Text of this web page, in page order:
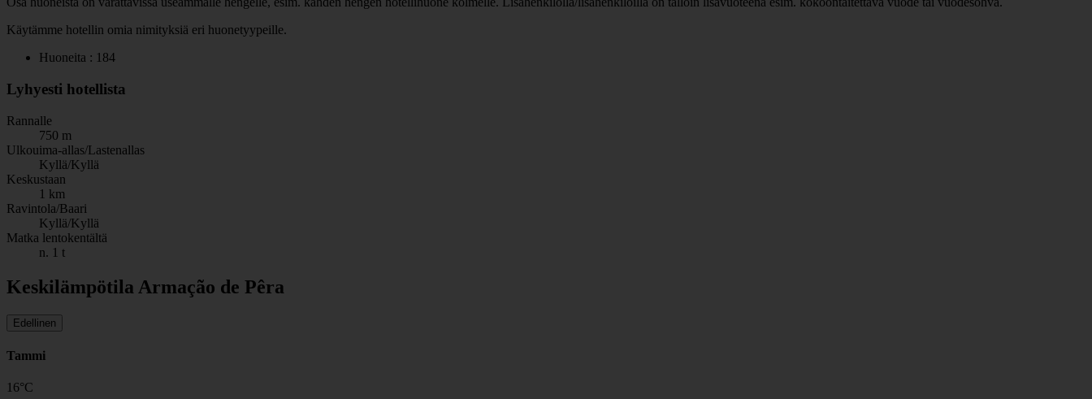
Käytämme hotellin omia nimityksiä eri huonetyypeille.
Huoneita : 184
Lyhyesti hotellista
Rannalle
750 m
Ulkouima-allas/Lastenallas
Kyllä/Kyllä
Keskustaan
1 km
Ravintola/Baari
Kyllä/Kyllä
Matka lentokentältä
n. 1 t
Keskilämpötila Armação de Pêra
Edellinen
Tammi
16°C